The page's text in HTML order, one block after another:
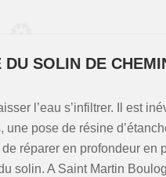
SOLIN DE
l’eau s’infiltrer. Il est
pose de résine
réparer en profondeur en
solin. A Saint Martin